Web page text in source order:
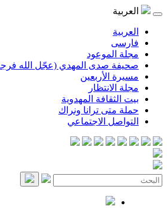
العربية
العربية
فارسی
مجلة الموعود
صحيفة صدى المهدي (عجّل الله
مسيرة الأربعين
مجلة الانتظار
بيت الثقافة المهدوية
حملة متى ترانا ونراك
التواصل الاجتماعي